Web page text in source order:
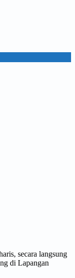
secara langsung
di Lapangan